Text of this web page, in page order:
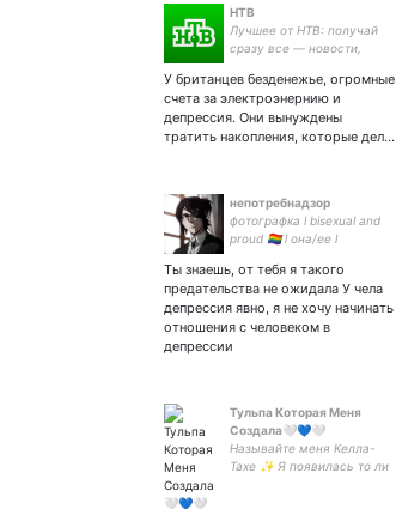
НТВ
Лучшее от НТВ: получай
сразу все — новости,
У британцев безденежье, огромные
счета за электроэнернию и
депрессия. Они вынуждены
тратить накопления, которые дел…
непотребнадзор
фотографка l bisexual and
proud 🏳️‍🌈 l она/ее l
#дубогромы | #aot
#нетвойнесукраиной
Ты знаешь, от тебя я такого
предательства не ожидала У чела
депрессия явно, я не хочу начинать
отношения с человеком в
депрессии
Тульпа Которая Меня
Создала🤍💙🤍
Называйте меня Келла-
Тахе ✨ Я появилась то ли